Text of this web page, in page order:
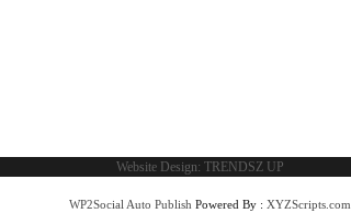
Website Design: TRENDSZ UP
WP2Social Auto Publish Powered By : XYZScripts.com